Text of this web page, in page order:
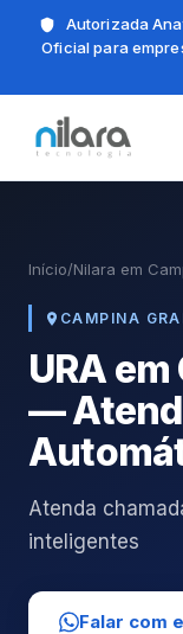
Autorizada
Oficial para
Início/Nilara em
CAMPINA
URA
—
Atenda
inteligentes
Falar com